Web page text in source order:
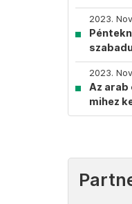
2023.
2023.
Az arab
mihez